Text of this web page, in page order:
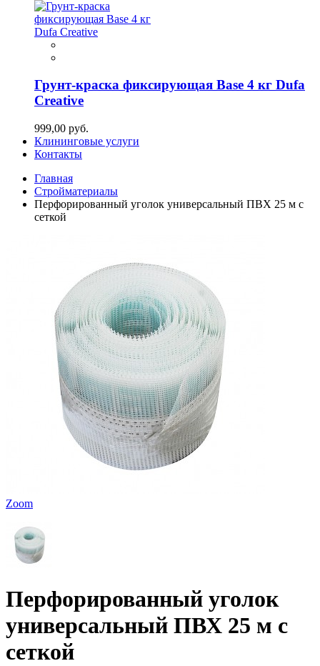
Грунт-краска фиксирующая Base 4 кг Dufa
Creative
999,00 руб.
Клининговые услуги
Контакты
Главная
Стройматериалы
Перфорированный уголок универсальный ПВХ 25 м с
сеткой
Zoom
Перфорированный уголок
универсальный ПВХ 25 м с
сеткой